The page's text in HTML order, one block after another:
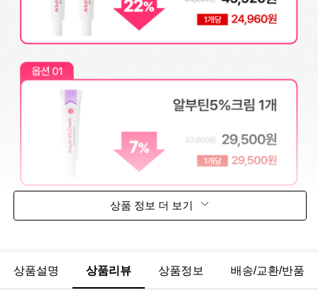
상품 정보 더 보기
상품설명 상품리뷰 상품정보 배송/교환/반품